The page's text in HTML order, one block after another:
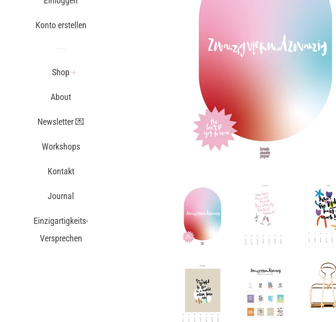
Konto erstellen
Shop
About
Newsletter 💌
Workshops
Kontakt
Journal
Einzigartigkeits-
Versprechen